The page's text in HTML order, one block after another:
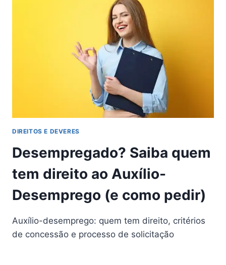
DIREITOS E DEVERES
Desempregado? Saiba quem
tem direito ao Auxílio-
Desemprego (e como pedir)
Auxílio-desemprego: quem tem direito, critérios
de concessão e processo de solicitação